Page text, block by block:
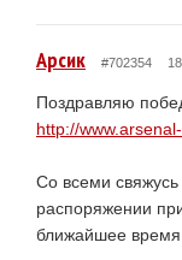
Арсик #702354
Поздравляю
http://
Со всеми
распоряжении
ближайшее время.